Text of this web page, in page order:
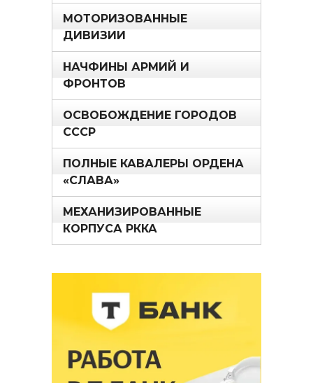
МОТОРИЗОВАННЫЕ
ДИВИЗИИ
НАЧФИНЫ АРМИЙ И
ФРОНТОВ
ОСВОБОЖДЕНИЕ ГОРОДОВ
СССР
ПОЛНЫЕ КАВАЛЕРЫ ОРДЕНА
«СЛАВА»
МЕХАНИЗИРОВАННЫЕ
КОРПУСА РККА